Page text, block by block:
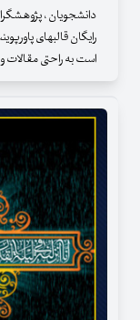
دانشجویان ،
رایگان قالبهای
است به راحتی مقالات